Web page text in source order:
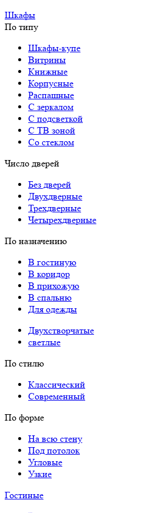
Шкафы
По типу
Шкафы-купе
Витрины
Книжные
Корпусные
Распашные
С зеркалом
С подсветкой
С ТВ зоной
Со стеклом
Число дверей
Без дверей
Двухдверные
Трехдверные
Четырехдверные
По назначению
В гостиную
В коридор
В прихожую
В спальню
Для одежды
Двухстворчатые
светлые
По стилю
Классический
Современный
По форме
На всю стену
Под потолок
Угловые
Узкие
Гостиные